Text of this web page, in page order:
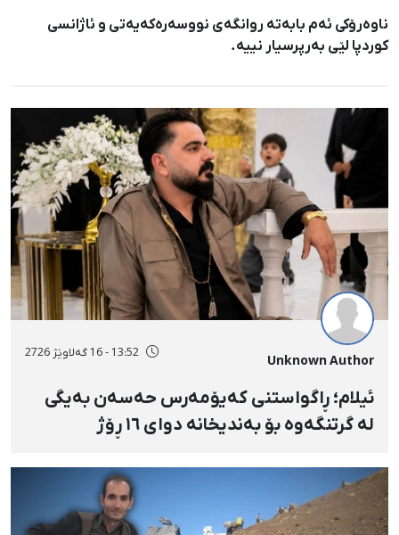
ناوەرۆکی ئەم بابەتە روانگەی نووسەرەکەیەتی و ئاژانسی
کوردپا لێی بەرپرسیار نییە.
Unknown Author
13:52 - 16 گەلاوێژ 2726
ئیلام؛ ڕاگواستنی کەیۆمەرس حەسەن بەیگی
لە گرتنگەوە بۆ بەندیخانە دوای ١٦ ڕۆژ